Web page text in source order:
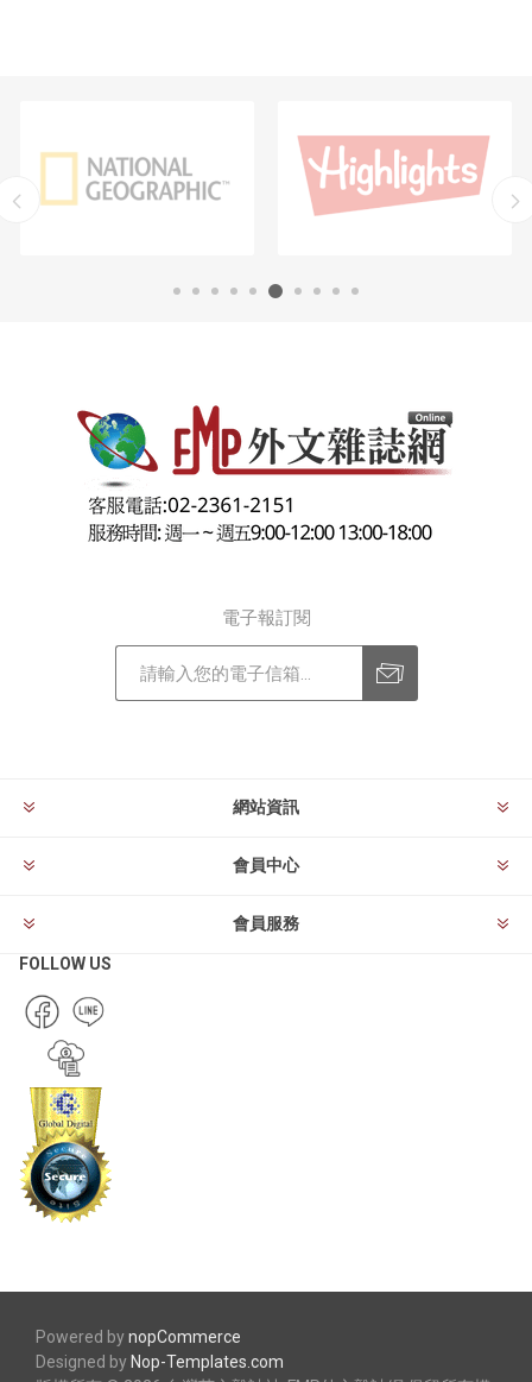
電子報訂閱
網站資訊
會員中心
會員服務
FOLLOW US
Powered bynopCommerce
Designed by Nop-Templates.com